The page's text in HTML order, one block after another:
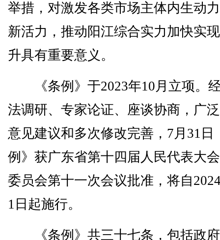
举措，对激发各类市场主体内生动
新活力，推动阳江综合实力加快实
升具有重要意义。
《条例》于2023年10月立项。
法调研、专家论证、座谈协商，广
意见建议和多次修改完善，7月31日
例》获广东省第十四届人民代表大
委员会第十一次会议批准，将自
1日起施行。
《条例》共三十七条，包括政